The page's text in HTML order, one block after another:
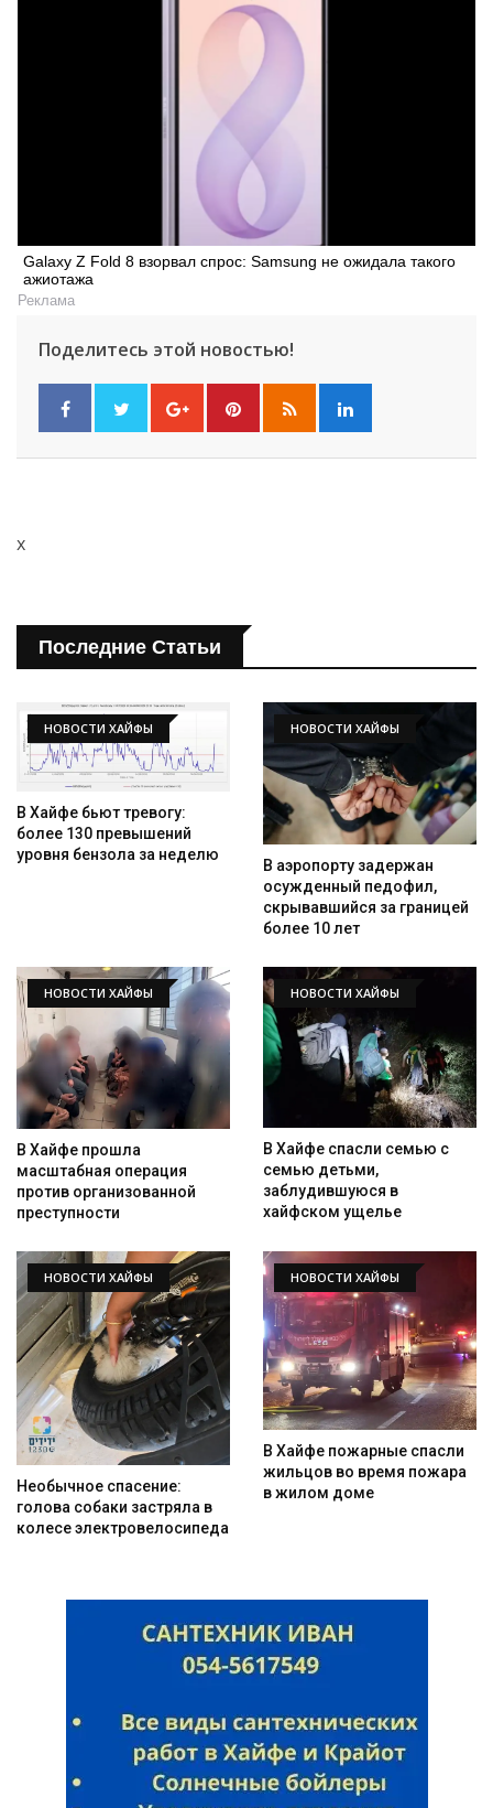
Galaxy Z Fold 8 взорвал спрос: Samsung не ожидала такого
ажиотажа
Реклама
Поделитесь этой новостью!
x
Последние Статьи
НОВОСТИ ХАЙФЫ
В Хайфе бьют тревогу:
более 130 превышений
уровня бензола за неделю
НОВОСТИ ХАЙФЫ
В аэропорту задержан
осужденный педофил,
скрывавшийся за границей
более 10 лет
НОВОСТИ ХАЙФЫ
В Хайфе прошла
масштабная операция
против организованной
преступности
НОВОСТИ ХАЙФЫ
В Хайфе спасли семью с
семью детьми,
заблудившуюся в
хайфском ущелье
НОВОСТИ ХАЙФЫ
Необычное спасение:
голова собаки застряла в
колесе электровелосипеда
НОВОСТИ ХАЙФЫ
В Хайфе пожарные спасли
жильцов во время пожара
в жилом доме